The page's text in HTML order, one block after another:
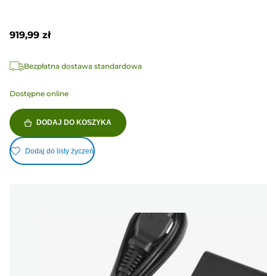
919,99 zł
Bezpłatna dostawa standardowa
Dostępne online
DODAJ DO KOSZYKA
Dodaj do listy życzeń